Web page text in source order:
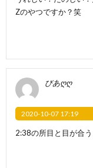
Zのやつですか？笑
びあღღ
2020-10-07 17:19
2:38の所目と目が合